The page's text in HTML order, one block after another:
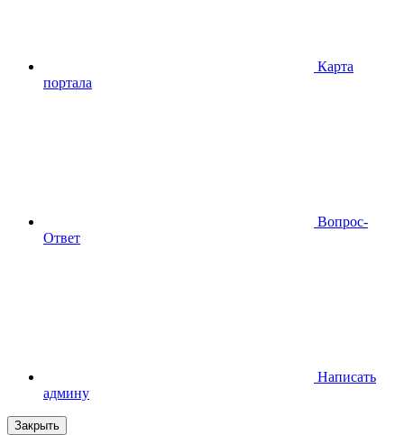
Карта
портала
Вопрос-
Ответ
Написать
админу
Закрыть